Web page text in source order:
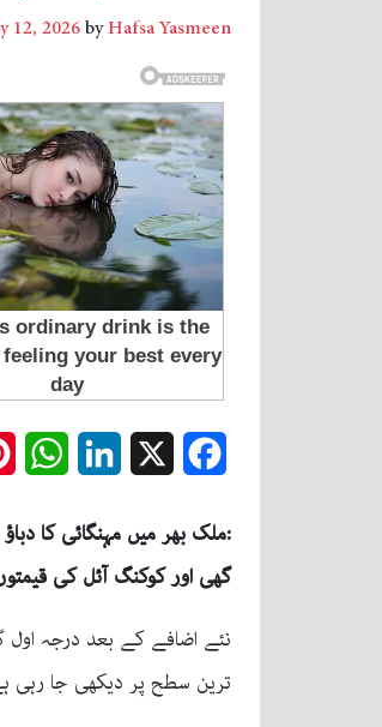
12, 2026byHafsa Yasmeen
Facebook
LinkedIn
:ملک بھر میں مہنگائی کا
گھی اور کوکنگ آئل کی قیمتوں میں مزید 3 روپے فی کلوگرام
ترین سطح پر دیکھی جا رہی